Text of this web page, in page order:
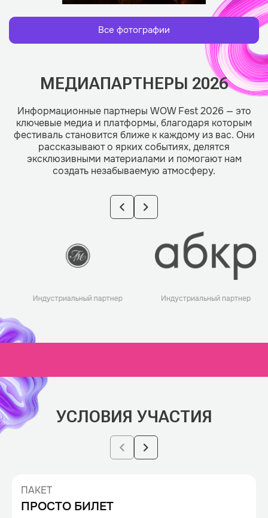
Все фотографии
МЕДИАПАРТНЕРЫ 2026
Информационные партнеры WOW Fest 2026 — это
ключевые медиа и платформы, благодаря которым
фестиваль становится ближе к каждому из вас. Они
рассказывают о ярких событиях, делятся
эксклюзивными материалами и помогают нам
создать незабываемую атмосферу.
Индустриальный партнер Индустриальный партнер
УСЛОВИЯ УЧАСТИЯ
ПАКЕТ
ПРОСТО БИЛЕТ